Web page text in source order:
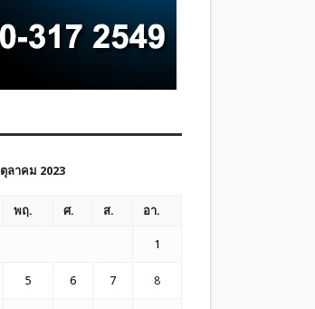
ตุลาคม 2023
พฤ. ศ. ส. อา.
1
5 6 7 8